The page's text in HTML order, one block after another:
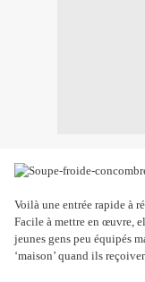
Voilà une entrée rapide à
Facile à mettre en œuvre,
jeunes gens peu équipés
‘maison’ quand ils